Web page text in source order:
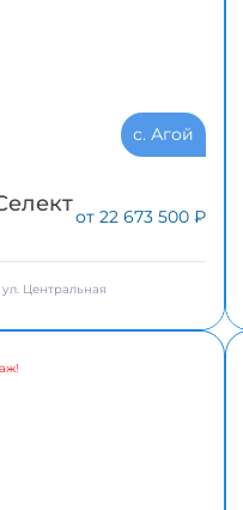
с. Агой
от 22 673 500 ₽
ул. Центральная